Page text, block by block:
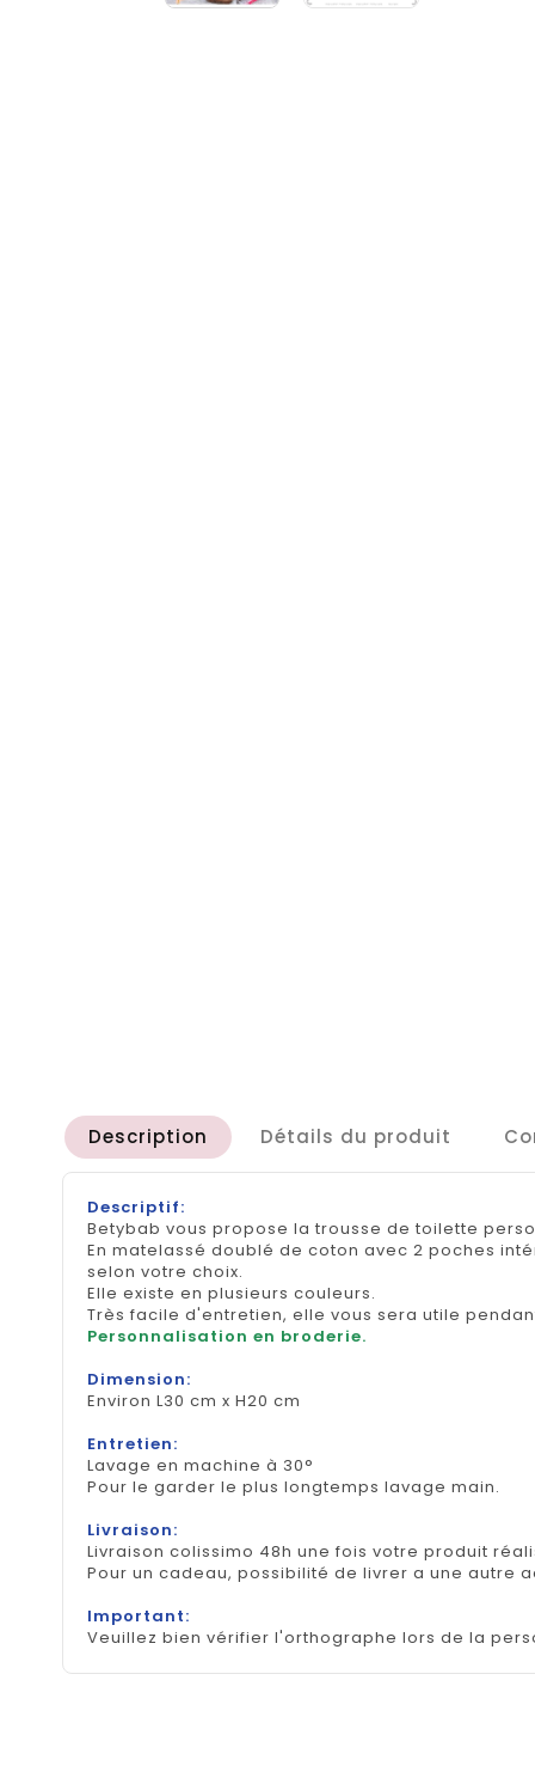
Description Détails du produit
Descriptif:
Betybab vous propose la trousse de toilette
En matelassé doublé de coton avec 2 poches
selon votre choix.
Elle existe en plusieurs couleurs.
Très facile d'entretien, elle vous sera utile
Personnalisation en broderie.
Dimension:
Environ L30 cm x H20 cm
Entretien:
Lavage en machine à 30°
Pour le garder le plus longtemps lavage main.
Livraison:
Livraison colissimo 48h une fois votre produit
Pour un cadeau, possibilité de livrer a une autre
Important:
Veuillez bien vérifier l'orthographe lors de la